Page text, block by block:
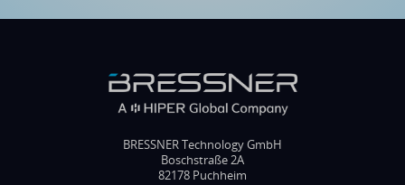
BRESSNER Technology GmbH
Boschstraße 2A
82178 Puchheim